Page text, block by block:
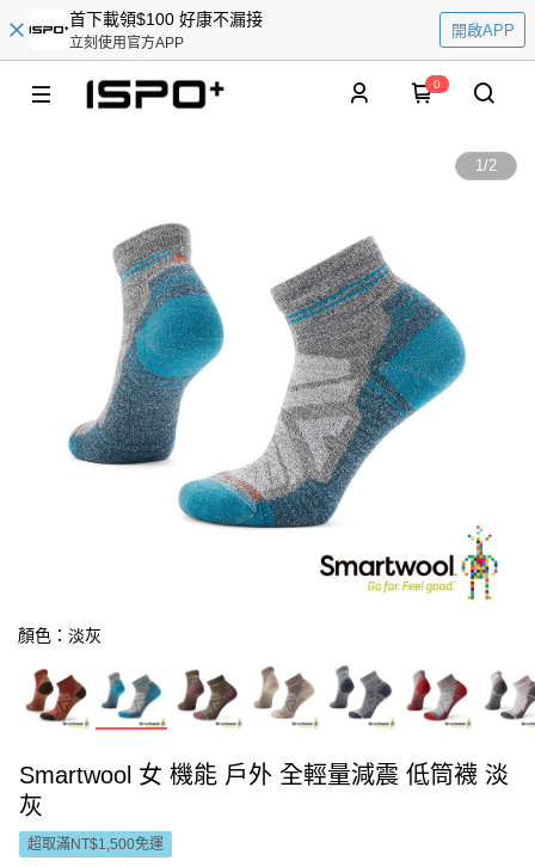
首下載領$100 好康不漏接
立刻使用官方APP
開啟APP
0
1/2
顏色：淡灰
Smartwool 女 機能 戶外 全輕量減震 低筒襪 淡
灰
超取滿NT$1,500免運